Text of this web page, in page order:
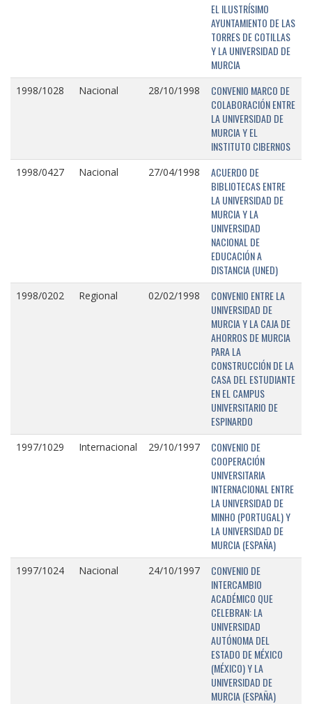
EL ILUSTRÍSIMO
AYUNTAMIENTO DE LAS
TORRES DE COTILLAS
Y LA UNIVERSIDAD DE
MURCIA
1998/1028 Nacional 28/10/1998
CONVENIO MARCO DE
COLABORACIÓN ENTRE
LA UNIVERSIDAD DE
MURCIA Y EL
INSTITUTO CIBERNOS
1998/0427 Nacional 27/04/1998
ACUERDO DE
BIBLIOTECAS ENTRE
LA UNIVERSIDAD DE
MURCIA Y LA
UNIVERSIDAD
NACIONAL DE
EDUCACIÓN A
DISTANCIA (UNED)
1998/0202 Regional 02/02/1998
CONVENIO ENTRE LA
UNIVERSIDAD DE
MURCIA Y LA CAJA DE
AHORROS DE MURCIA
PARA LA
CONSTRUCCIÓN DE LA
CASA DEL ESTUDIANTE
EN EL CAMPUS
UNIVERSITARIO DE
ESPINARDO
1997/1029 Internacional 29/10/1997
CONVENIO DE
COOPERACIÓN
UNIVERSITARIA
INTERNACIONAL ENTRE
LA UNIVERSIDAD DE
MINHO (PORTUGAL) Y
LA UNIVERSIDAD DE
MURCIA (ESPAÑA)
1997/1024 Nacional 24/10/1997
CONVENIO DE
INTERCAMBIO
ACADÉMICO QUE
CELEBRAN: LA
UNIVERSIDAD
AUTÓNOMA DEL
ESTADO DE MÉXICO
(MÉXICO) Y LA
UNIVERSIDAD DE
MURCIA (ESPAÑA)